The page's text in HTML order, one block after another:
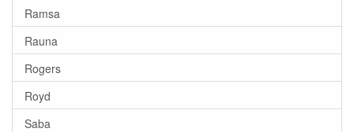
Ramsa
Rauna
Rogers
Royd
Saba